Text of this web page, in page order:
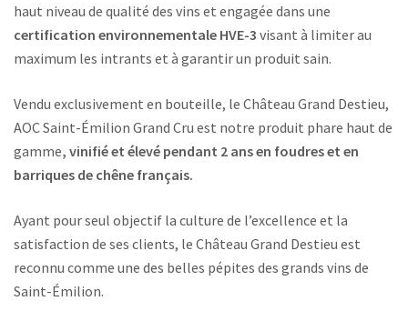
haut niveau de qualité des vins et engagée dans une
certification environnementale HVE-3 visant à limiter au
maximum les intrants et à garantir un produit sain.
Vendu exclusivement en bouteille, le Château Grand Destieu,
AOC Saint-Émilion Grand Cru est notre produit phare haut de
gamme, vinifié et élevé pendant 2 ans en foudres et en
barriques de chêne français.
Ayant pour seul objectif la culture de l’excellence et la
satisfaction de ses clients, le Château Grand Destieu est
reconnu comme une des belles pépites des grands vins de
Saint-Émilion.